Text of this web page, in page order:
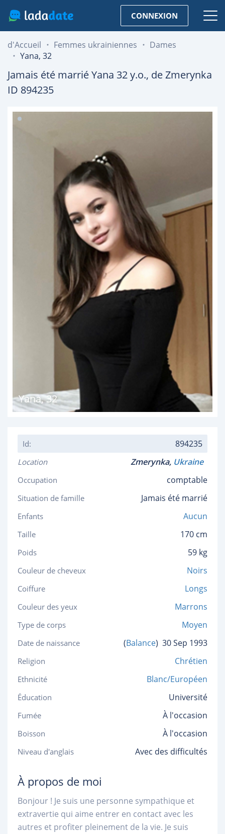
CONNEXION
d'Accueil Femmes ukrainiennes
Dames
Yana, 32
Jamais été marriéYana 32y.o., deZmerynka
ID 894235
Yana,32
Id: 894235
Location Zmerynka, Ukraine
Occupation comptable
Situation de famille Jamais été marrié
Enfants Aucun
Taille 170 cm
Poids 59 kg
Couleur de cheveux Noirs
Coiffure Longs
Couleur des yeux Marrons
Type de corps Moyen
Date de naissance (Balance) 30 Sep 1993
Religion Chrétien
Ethnicité Blanc/Européen
Éducation Université
Fumée À l'occasion
Boisson À l'occasion
Niveau d'anglais Avec des difficultés
À propos de moi
Bonjour ! Je suis une personne sympathique et
extravertie qui aime entrer en contact avec les
autres et profiter pleinement de la vie. Je suis